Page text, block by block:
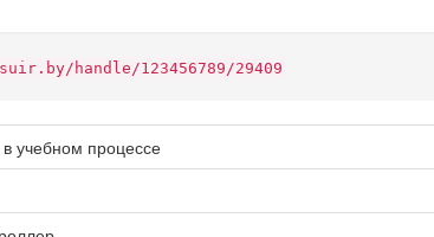
handle/123456789/29409
учебном процессе